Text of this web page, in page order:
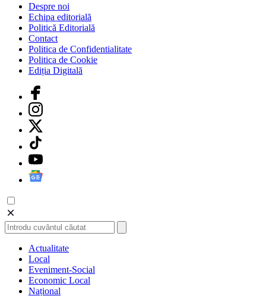
Despre noi
Echipa editorială
Politică Editorială
Contact
Politica de Confidentialitate
Politica de Cookie
Ediția Digitală
Actualitate
Local
Eveniment-Social
Economic Local
Național